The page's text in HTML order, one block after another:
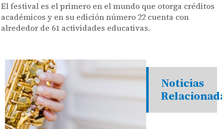
El festival es el primero en el mundo que otorga créditos
académicos y en su edición número 22 cuenta con
alrededor de 61 actividades educativas.
Noticias